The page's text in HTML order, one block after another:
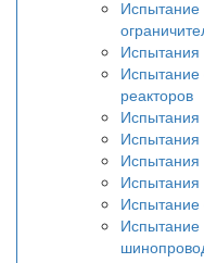
Испытание
Испытание
реакторов
Испытания
Испытания
Испытание